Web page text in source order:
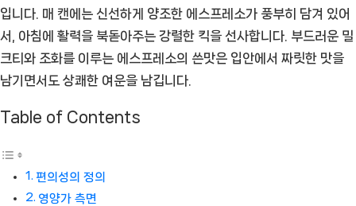
품]
입니다. 매 캔에는 신선하게 양조한 에스프레소가 풍부히 담겨 있어
서, 아침에 활력을 북돋아주는 강렬한 킥을 선사합니다. 부드러운 밀
크티와 조화를 이루는 에스프레소의 쓴맛은 입안에서 짜릿한 맛을
남기면서도 상쾌한 여운을 남깁니다.
Table of Contents
편의성의 정의
영양가 측면